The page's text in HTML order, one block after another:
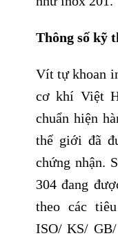
Thông số kỹ
Vít tự khoan
cơ khí Việt
chuẩn hiện
thế giới đã
chứng nhận.
304 đang
theo các
ISO/ KS/